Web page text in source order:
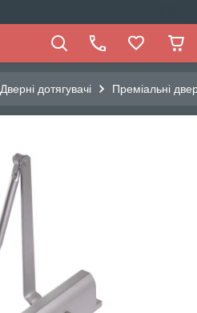
Дверні дотягувачі Преміальні